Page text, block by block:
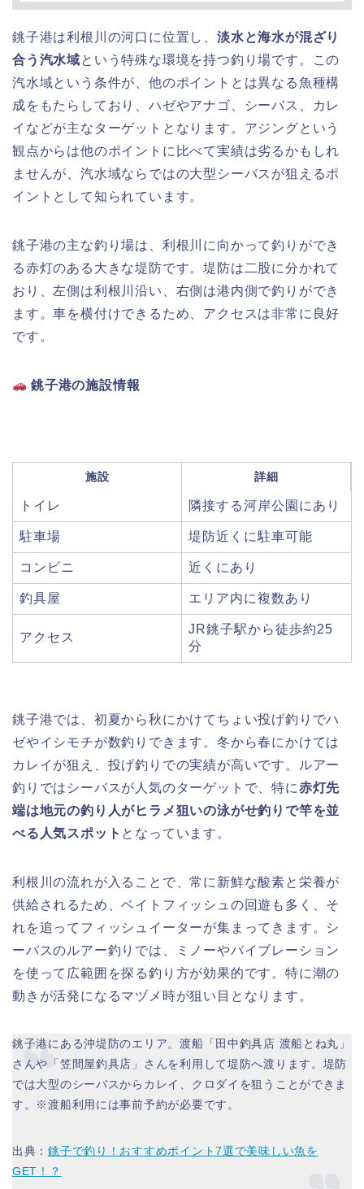
銚子港は利根川の河口に位置し、 淡水と海水が混ざり
合う汽水域という特殊な環境を持つ釣り場です。この
汽水域という条件が、他のポイントとは異なる魚種構
成をもたらしており、ハゼやアナゴ、シーバス、カレ
イなどが主なターゲットとなります。アジングという
観点からは他のポイントに比べて実績は劣るかもしれ
ませんが、汽水域ならではの大型シーバスが狙えるポ
イントとして知られています。
銚子港の主な釣り場は、利根川に向かって釣りができ
る赤灯のある大きな堤防です。堤防は二股に分かれて
おり、左側は利根川沿い、右側は港内側で釣りができ
ます。車を横付けできるため、アクセスは非常に良好
です。
銚子港の施設情報
施設 詳細
トイレ 隣接する河岸公園にあり
駐車場 堤防近くに駐車可能
コンビニ 近くにあり
釣具屋 エリア内に複数あり
アクセス
JR銚子駅から徒歩約25
分
銚子港では、初夏から秋にかけてちょい投げ釣りでハ
ゼやイシモチが数釣りできます。冬から春にかけては
カレイが狙え、投げ釣りでの実績が高いです。ルアー
釣りではシーバスが人気のターゲットで、特に赤灯先
端は地元の釣り人がヒラメ狙いの泳がせ釣りで竿を並
べる人気スポット となっています。
利根川の流れが入ることで、常に新鮮な酸素と栄養が
供給されるため、ベイトフィッシュの回遊も多く、そ
れを追ってフィッシュイーターが集まってきます。シ
ーバスのルアー釣りでは、ミノーやバイブレーション
を使って広範囲を探る釣り方が効果的です。特に潮の
動きが活発になるマヅメ時が狙い目となります。
銚子港にある沖堤防のエリア。渡船「田中釣具店 渡船とね丸」
さんや「笠間屋釣具店」さんを利用して堤防へ渡ります。堤防
では大型のシーバスからカレイ、クロダイを狙うことができま
す。※渡船利用には事前予約が必要です。
出典：銚子で釣り！おすすめポイント7選で美味しい魚を
GET！？